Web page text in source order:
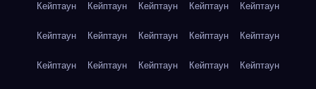
Кейптаун Кейптаун Кейптаун Кейптаун Кейптаун
Кейптаун Кейптаун Кейптаун Кейптаун Кейптаун
Кейптаун Кейптаун Кейптаун Кейптаун Кейптаун